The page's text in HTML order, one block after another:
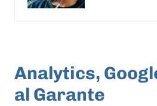
Analytics,
al Garante